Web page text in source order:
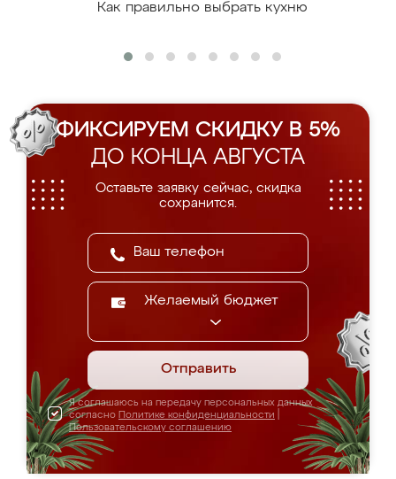
Как правильно выбрать кухню
ФИКСИРУЕМ СКИДКУ В 5%
ДО КОНЦА АВГУСТА
Оставьте заявку сейчас, скидка
сохранится.
Желаемый бюджет
Отправить
Я соглашаюсь на передачу персональных данных
согласно Политике конфиденциальности
Пользовательскому соглашению